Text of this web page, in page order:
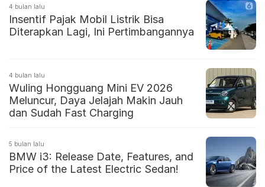
4 bulan lalu
Insentif Pajak Mobil Listrik Bisa
Diterapkan Lagi, Ini Pertimbangannya
4 bulan lalu
Wuling Hongguang Mini EV 2026
Meluncur, Daya Jelajah Makin Jauh
dan Sudah Fast Charging
5 bulan lalu
BMW i3: Release Date, Features, and
Price of the Latest Electric Sedan!